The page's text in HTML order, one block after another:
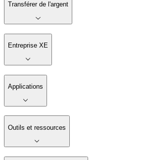
Transférer de l'argent
Entreprise XE
Applications
Outils et ressources